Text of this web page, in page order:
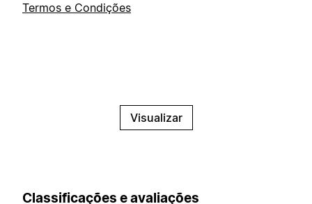
Termos e Condições
Visualizar
Classificações e avaliações